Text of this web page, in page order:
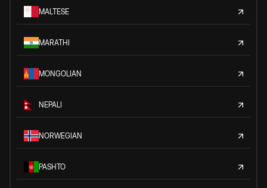
MALTESE
MARATHI
MONGOLIAN
NEPALI
NORWEGIAN
PASHTO